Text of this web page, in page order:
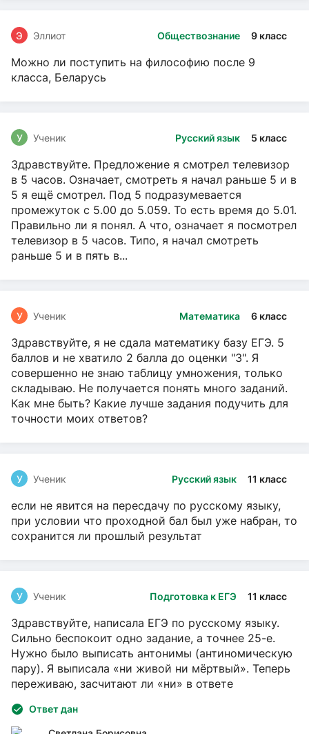
Обществознание 9 класс
Э Эллиот
Можно ли поступить на философию после 9
класса, Беларусь
Русский язык 5 класс
У Ученик
Здравствуйте. Предложение я смотрел телевизор
в 5 часов. Означает, смотреть я начал раньше 5 и в
5 я ещё смотрел. Под 5 подразумевается
промежуток с 5.00 до 5.059. То есть время до 5.01.
Правильно ли я понял. А что, означает я посмотрел
телевизор в 5 часов. Типо, я начал смотреть
раньше 5 и в пять в...
Математика 6 класс
У Ученик
Здравствуйте, я не сдала математику базу ЕГЭ. 5
баллов и не хватило 2 балла до оценки "3". Я
совершенно не знаю таблицу умножения, только
складываю. Не получается понять много заданий.
Как мне быть? Какие лучше задания подучить для
точности моих ответов?
Русский язык 11 класс
У Ученик
если не явится на пересдачу по русскому языку,
при условии что проходной бал был уже набран, то
сохранится ли прошлый результат
Подготовка к ЕГЭ 11 класс
У Ученик
Здравствуйте, написала ЕГЭ по русскому языку.
Сильно беспокоит одно задание, а точнее 25-е.
Нужно было выписать антонимы (антиномическую
пару). Я выписала «ни живой ни мёртвый». Теперь
переживаю, засчитают ли «ни» в ответе
Ответ дан